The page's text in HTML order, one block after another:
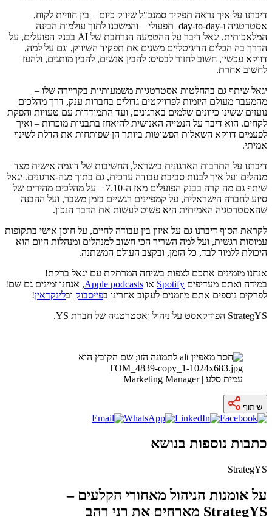
דיברנו על איך נראה תפקיד סמנכ"ל שיווק כיום – בין חוויית לקוח,
אסטרטגיה ו-day-to-day תפעולי – והמשכנו לתוך עולמות הבינה
המלאכותית. יגאל דיבר על ההטמעה הנרחבת של AI בבנק הפועלים, על
הדרך בה הכלים הדיגיטליים משנים את תפקיד השיווק, וגם על למה,
דווקא עכשיו, חשוב לחזור לבסיס: להבין אנשים, להבין מותגים, ולהעז
לחשוב אחרת.
יגאל שיתף גם בהחלטות אסטרטגיות משמעותיות בקריירה שלו –
מהמעבר מעולם היזמות לפרויקטים גדולים בחברות ענק, דרך מהלכים
נועזים ששינו כיוונים שלמים בארגונים, ועד התמודדות עם טעויות והפקת
לקחים. הוא דיבר על הנטייה האנושית להיאחז בתבניות מוכרות – ואיך
לפעמים דווקא השאלות הפשוטות ביותר הן שפותחות את הדלת לשינוי
אמיתי.
דיברנו על התרבות הארגונית בישראל, החשיבות של דוגמה אישית מצד
מנהלים ועל איך לבנות סביבת עבודה ערכית, גם בתוך מגה-ארגונים. יגאל
שיתף גם מה קרה בבנק הפועלים מאז ה-7.10 – על מהלכים מהירים של
סיוע לחברה הישראלית, על קמפיינים רגשיים בזמן משבר, ועל ההבנה
שהאסטרטגיה האמיתית היא פשוט לעשות את הדבר הנכון.
לקראת הסוף דיברנו גם על איזון בין עבודה לחיים, על חוסן אישי בתקופות
עמוסות רגשית, ועל למה השריר הכי חשוב למנהלים ומנהלות היום הוא
היכולת ללמוד לבד, כל הזמן, ובקצב העולם המשתנה.
אנחנו מזמינים אתכם לצפות בשיחה המרתקת עם יגאל ברקת!
במידה ואתם מעדיפים Spotify או Apple podcasts, אנחנו זמינים גם שם!
לפרקים נוספים אתם מוזמנים לעקוב אחרינו בפייסבוק ובלינקדאין!
StrategYS הפודקאסט על ניהול ואסטרטגיה של חברת YS.
עמית סלע | Marketing Manager
שיתוף
כתבות נוספות בנושא
StrategYS
על אומנות הניהול מאחורי הקלעים –
StrategYS מארחים את רני רהב